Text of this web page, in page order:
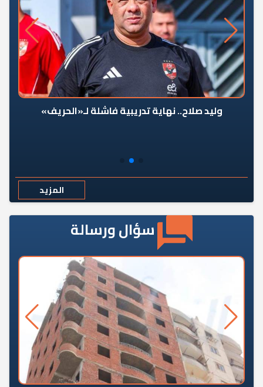
وليد صلاح.. نهاية تدريبية فاشلة لـ«الحريف»
المزيد
سؤال ورسالة